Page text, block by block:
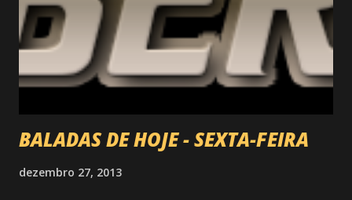
Carietta White. Nos anos anteriores à tragédia, a
adolescente foi oprimida pela sua mãe, Margaret, uma fan...
BALADAS DE HOJE - SEXTA-FEIRA
dezembro 27, 2013